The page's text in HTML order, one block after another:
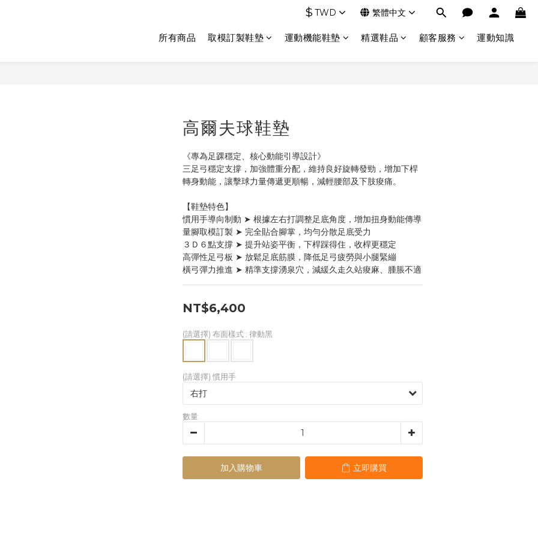
$ TWD 繁體中文
所有商品 取模訂製鞋墊 運動機能鞋墊 精選鞋品 顧客服務 運動知識
高爾夫球鞋墊
《專為足踝穩定、核心動能引導設計》
三足弓穩定支撐，加強體重分配，維持良好旋轉發勁，增加下桿
轉身動能，讓擊球力量傳遞更順暢，減輕腰部及下肢痠痛。
【鞋墊特色】
慣用手導向制動 ➤ 根據左右打調整足底角度，增加扭身動能傳導
量腳取模訂製 ➤ 完全貼合腳掌，均勻分散足底受力
３Ｄ６點支撐 ➤ 提升站姿平衡，下桿踩得住，收桿更穩定
高彈性足弓板 ➤ 放鬆足底筋膜，降低足弓疲勞與小腿緊繃
橫弓彈力推進 ➤ 精準支撐湧泉穴，減緩久走久站痠麻、腫脹不適
NT$6,400
(請選擇) 布面樣式 : 律動黑
(請選擇) 慣用手
數量
加入購物車 立即購買